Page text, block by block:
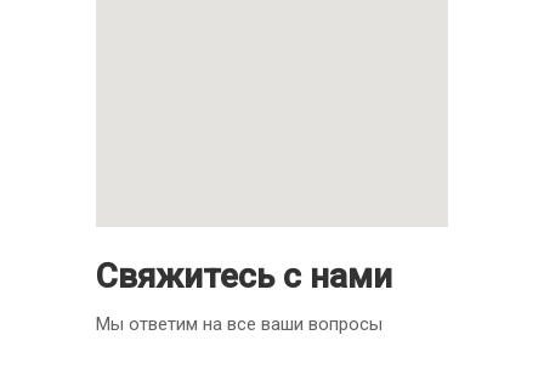
Свяжитесь с нами
Мы ответим на все ваши вопросы